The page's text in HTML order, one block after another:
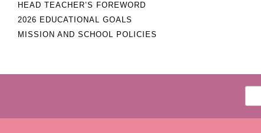
HEAD TEACHER’S FOREWORD
2026 EDUCATIONAL GOALS
MISSION AND SCHOOL POLICIES